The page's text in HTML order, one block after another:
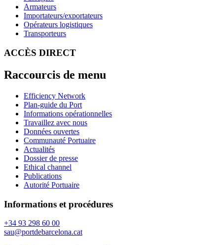
Armateurs
Importateurs/exportateurs
Opérateurs logistiques
Transporteurs
ACCÈS DIRECT
Raccourcis de menu
Efficiency Network
Plan-guide du Port
Informations opérationnelles
Travaillez avec nous
Données ouvertes
Communauté Portuaire
Actualités
Dossier de presse
Ethical channel
Publications
Autorité Portuaire
Informations et procédures
+34 93 298 60 00
sau@portdebarcelona.cat